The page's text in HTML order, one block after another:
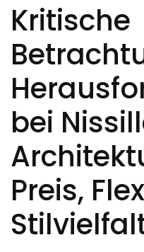
Kritische
bei
Preis,